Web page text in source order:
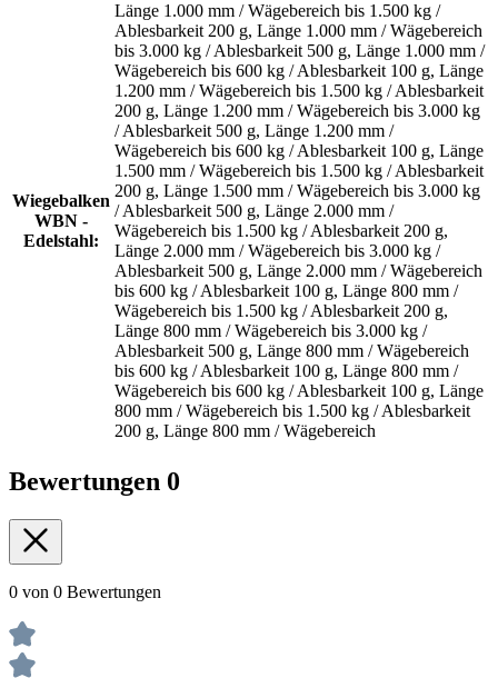
Wiegebalken
WBN -
Edelstahl:
Länge 1.000 mm / Wägebereich bis 1.500 kg /
Ablesbarkeit 200 g, Länge 1.000 mm / Wägebereich
bis 3.000 kg / Ablesbarkeit 500 g, Länge 1.000 mm /
Wägebereich bis 600 kg / Ablesbarkeit 100 g, Länge
1.200 mm / Wägebereich bis 1.500 kg / Ablesbarkeit
200 g, Länge 1.200 mm / Wägebereich bis 3.000 kg
/ Ablesbarkeit 500 g, Länge 1.200 mm /
Wägebereich bis 600 kg / Ablesbarkeit 100 g, Länge
1.500 mm / Wägebereich bis 1.500 kg / Ablesbarkeit
200 g, Länge 1.500 mm / Wägebereich bis 3.000 kg
/ Ablesbarkeit 500 g, Länge 2.000 mm /
Wägebereich bis 1.500 kg / Ablesbarkeit 200 g,
Länge 2.000 mm / Wägebereich bis 3.000 kg /
Ablesbarkeit 500 g, Länge 2.000 mm / Wägebereich
bis 600 kg / Ablesbarkeit 100 g, Länge 800 mm /
Wägebereich bis 1.500 kg / Ablesbarkeit 200 g,
Länge 800 mm / Wägebereich bis 3.000 kg /
Ablesbarkeit 500 g, Länge 800 mm / Wägebereich
bis 600 kg / Ablesbarkeit 100 g, Länge 800 mm /
Wägebereich bis 600 kg / Ablesbarkeit 100 g, Länge
800 mm / Wägebereich bis 1.500 kg / Ablesbarkeit
200 g, Länge 800 mm / Wägebereich
Bewertungen 0
0 von 0 Bewertungen